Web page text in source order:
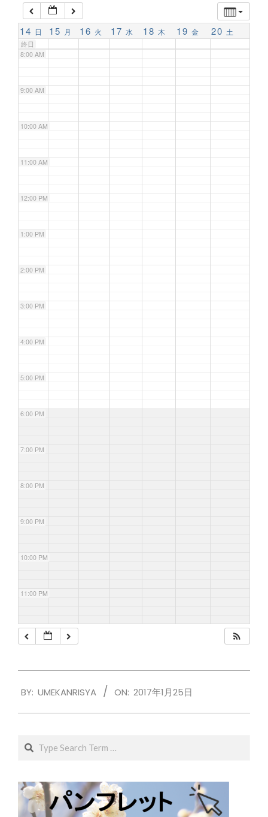
14 日 15 月 16 火 17 水 18 木 19 金 20 土
終日
7:00 AM
8:00 AM
9:00 AM
10:00 AM
11:00 AM
12:00 PM
1:00 PM
2:00 PM
3:00 PM
4:00 PM
5:00 PM
6:00 PM
7:00 PM
8:00 PM
9:00 PM
10:00 PM
11:00 PM
01-
BY: UMEKANRISYA ON: 2017年1月25日
Search